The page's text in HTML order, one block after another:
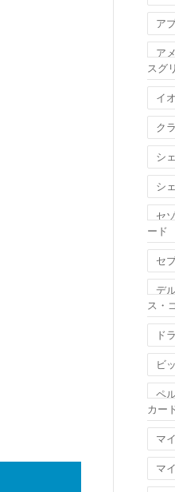
ア
ア
スグ
イ
ク
シ
シ
セ
ード
セ
デ
ス・
ド
ビ
ペ
カー
マ
マ